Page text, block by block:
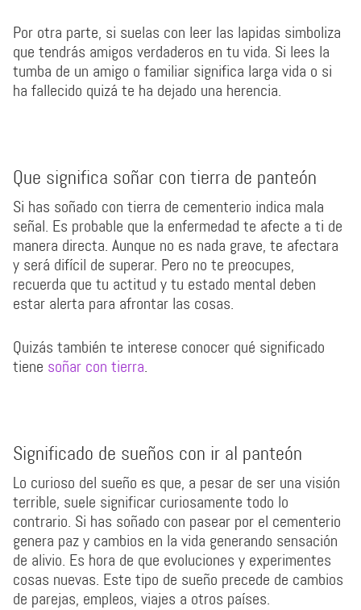
Por otra parte, si suelas con leer las lapidas simboliza
que tendrás amigos verdaderos en tu vida. Si lees la
tumba de un amigo o familiar significa larga vida o si
ha fallecido quizá te ha dejado una herencia.
Que significa soñar con tierra de panteón
Si has soñado con tierra de cementerio indica mala
señal. Es probable que la enfermedad te afecte a ti de
manera directa. Aunque no es nada grave, te afectara
y será difícil de superar. Pero no te preocupes,
recuerda que tu actitud y tu estado mental deben
estar alerta para afrontar las cosas.
Quizás también te interese conocer qué significado
tiene soñar con tierra.
Significado de sueños con ir al panteón
Lo curioso del sueño es que, a pesar de ser una visión
terrible, suele significar curiosamente todo lo
contrario. Si has soñado con pasear por el cementerio
genera paz y cambios en la vida generando sensación
de alivio. Es hora de que evoluciones y experimentes
cosas nuevas. Este tipo de sueño precede de cambios
de parejas, empleos, viajes a otros países.